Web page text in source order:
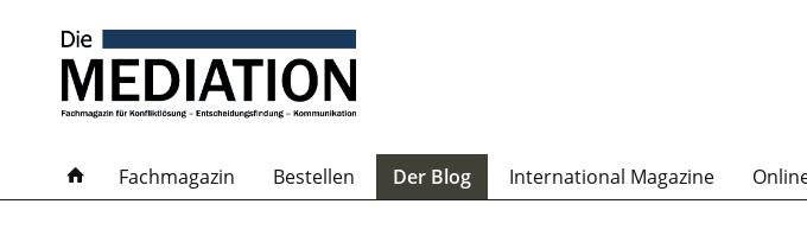
Fachmagazin Bestellen Der Blog International Magazine